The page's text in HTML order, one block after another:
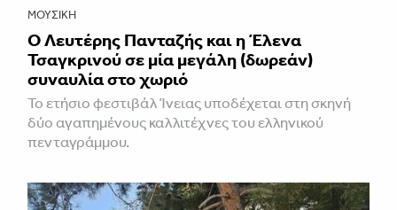
ΜΟΥΣΙΚΉ
Ο Λευτέρης Πανταζής και η Έλενα
Τσαγκρινού σε μία μεγάλη (δωρεάν)
συναυλία στο χωριό
Το ετήσιο φεστιβάλ Ίνειας υποδέχεται στη σκηνή
δύο αγαπημένους καλλιτέχνες του ελληνικού
πενταγράμμου.